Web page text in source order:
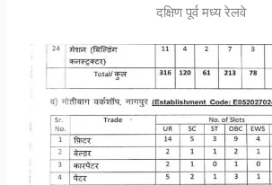
दक्षिण पूर्व मध्य रेलवे